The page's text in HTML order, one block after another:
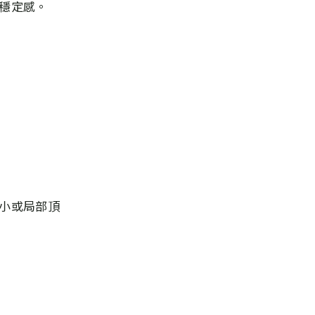
定感。
或局部頂